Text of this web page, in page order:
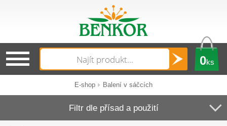
0ks
E-shop Balení v sáčcích
Filtr dle přísad a použití